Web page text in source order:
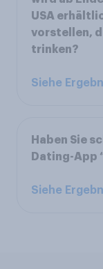
USA
vorstellen,
trinken?
Siehe
Haben Sie
Dating-App
Siehe